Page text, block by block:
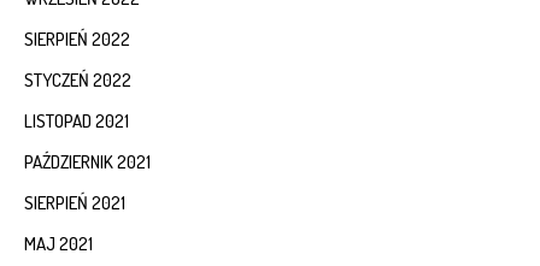
SIERPIEŃ 2022
STYCZEŃ 2022
LISTOPAD 2021
PAŹDZIERNIK 2021
SIERPIEŃ 2021
MAJ 2021